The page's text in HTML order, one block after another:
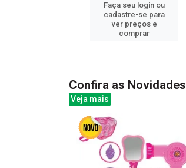
Faça seu login ou
cadastre-se para
ver preços e
comprar
Confira as Novidades
Veja mais